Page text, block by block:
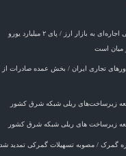
شوک کارت‌های بازرگانی اجاره‌ای به بازار ارز / پای ۲ میلیارد یورو
میان است
تجاری ایران / بخش عمده صادرات از
زیرساخت‌های ریلی شبکه شرق کشور
زیرساخت های ریلی شبکه شرق کشور
گمرک / مصوبه تسهیلات گمرکی تمدید شد